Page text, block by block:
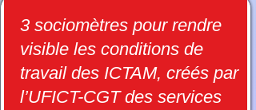
3 sociomètres pour rendre
visible les conditions de
travail des ICTAM, créés par
l’UFICT-CGT des services